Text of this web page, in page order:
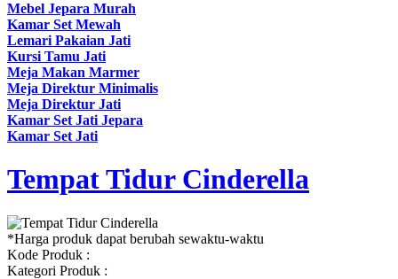
Mebel Jepara Murah
Kamar Set Mewah
Lemari Pakaian Jati
Kursi Tamu Jati
Meja Makan Marmer
Meja Direktur Minimalis
Meja Direktur Jati
Kamar Set Jati Jepara
Kamar Set Jati
Tempat Tidur Cinderella
*Harga produk dapat berubah sewaktu-waktu
Kode Produk :
Kategori Produk :